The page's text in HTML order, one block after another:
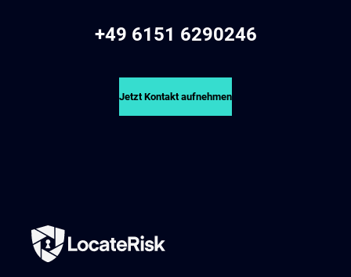
+49 6151 6290246
Jetzt Kontakt aufnehmen